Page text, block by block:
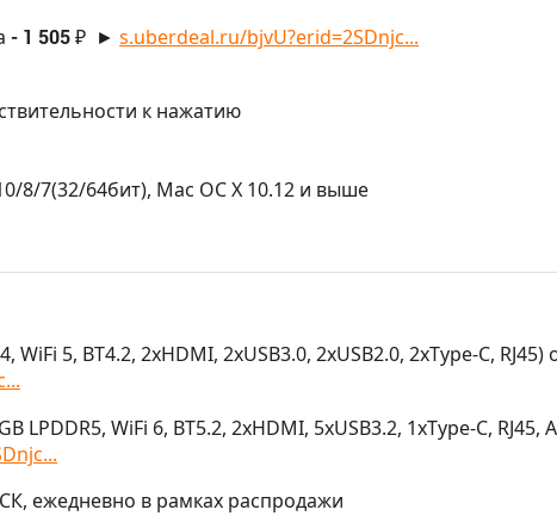
- 1 505 ₽ ► s.uberdeal.ru/bjvU?erid=2SDnjc...
к нажатию
8/7(32/64бит), Mac ОС X 10.12 и выше
5, BT4.2, 2хHDMI, 2xUSB3.0, 2xUSB2.0, 2xType-C, RJ45)
WiFi 6, BT5.2, 2хHDMI, 5xUSB3.2, 1xType-C, RJ45,
ежедневно в рамках распродажи